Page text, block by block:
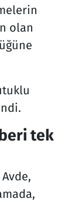
olan
tek